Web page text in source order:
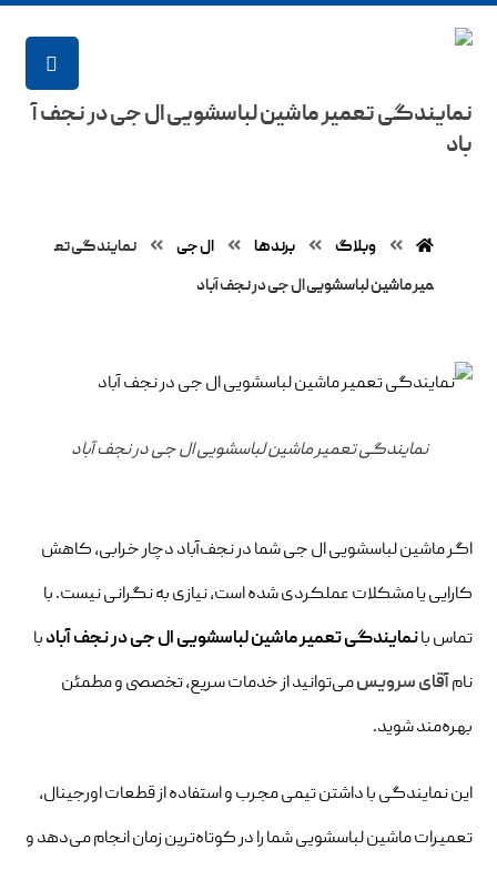
نمایندگی تعمیر ماشین لباسشویی ال جی در نجف‌ آ
باد
وبلاگ برند‌ها ال جی
نمایندگی تع
میر ماشین لباسشویی ال جی در نجف‌ آباد
نمایندگی تعمیر ماشین لباسشویی ال جی در نجف آباد
اگر ماشین لباسشویی ال جی شما در نجف‌آباد دچار خرابی، کاهش
کارایی یا مشکلات عملکردی شده است، نیازی به نگرانی نیست. با
تماس بانمایندگی تعمیر ماشین لباسشویی ال جی در نجف‌ آبادبا
نامآقای سرویسمی‌توانید از خدمات سریع، تخصصی و مطمئن
بهره‌مند شوید.
این نمایندگی با داشتن تیمی مجرب و استفاده از قطعات اورجینال،
تعمیرات ماشین لباسشویی شما را در کوتاه‌ترین زمان انجام می‌دهد و